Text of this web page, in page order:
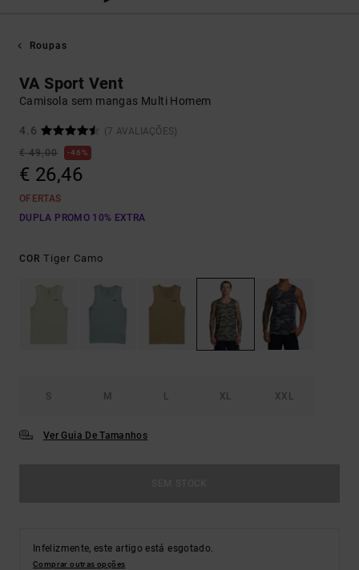
Roupas
VA Sport Vent
Camisola sem mangas Multi Homem
4.6
(7 AVALIAÇÕES)
€ 49,00
46%
€ 26,46
OFERTAS
DUPLA PROMO 10% EXTRA
COR Tiger Camo
S M L XL XXL
Ver Guia De Tamanhos
Infelizmente, este artigo está esgotado.
Comprar outras opções